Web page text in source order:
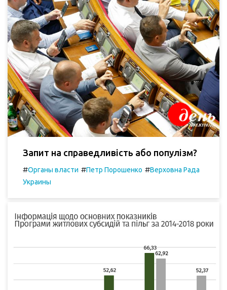
Запит на справедливість або популізм?
#Органы власти #Петр Порошенко #Верховна Рада
Украины